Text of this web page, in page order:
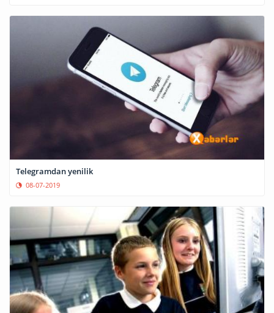
Telegramdan yenilik
08-07-2019